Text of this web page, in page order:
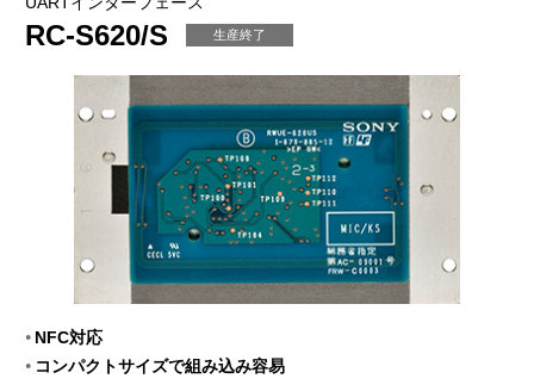
RC-S620/S 生産終了
NFC対応
コンパクトサイズで組み込み容易